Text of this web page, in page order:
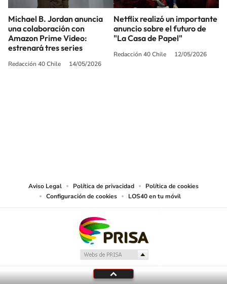
Michael B. Jordan anuncia
una colaboración con
Amazon Prime Video:
estrenará tres series
Redacción 40 Chile 14/05/2026
Netflix realizó un importante
anuncio sobre el futuro de
"La Casa de Papel"
Redacción 40 Chile 12/05/2026
Aviso Legal Política de privacidad
Política de cookies
Configuración de cookies
LOS40 en tu móvil